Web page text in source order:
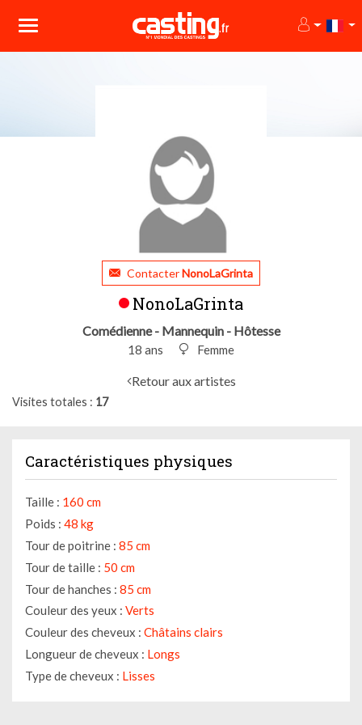
ContacterNonoLaGrinta
NonoLaGrinta
Comédienne - Mannequin - Hôtesse
18 ans Femme
Retour aux artistes
Visites totales 17
Caractéristiques physiques
Taille : 160 cm
Poids : 48 kg
Tour de poitrine : 85 cm
Tour de taille : 50 cm
Tour de hanches : 85 cm
Couleur des yeux : Verts
Couleur des cheveux : Châtains clairs
Longueur de cheveux : Longs
Type de cheveux : Lisses